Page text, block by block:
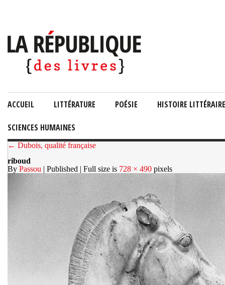
ACCUEIL LITTÉRATURE POÉSIE HISTOIRE LITTÉRAIRE
SCIENCES HUMAINES
← Dubois, qualité française
riboud
By Passou | Published | Full size is 728 × 490 pixels